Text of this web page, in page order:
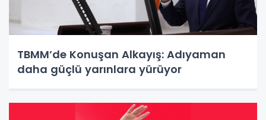
TBMM’de Konuşan Alkayış: Adıyaman
daha güçlü yarınlara yürüyor